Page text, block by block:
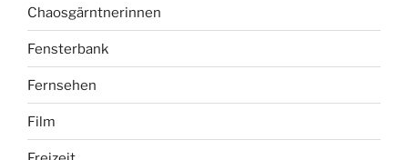
Chaosgärntnerinnen
Fensterbank
Fernsehen
Film